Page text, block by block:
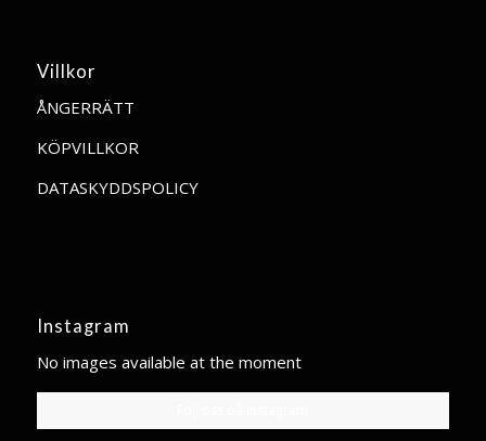
Villkor
ÅNGERRÄTT
KÖPVILLKOR
DATASKYDDSPOLICY
Instagram
No images available at the moment